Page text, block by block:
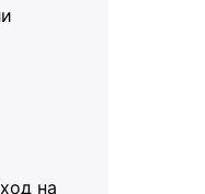
на